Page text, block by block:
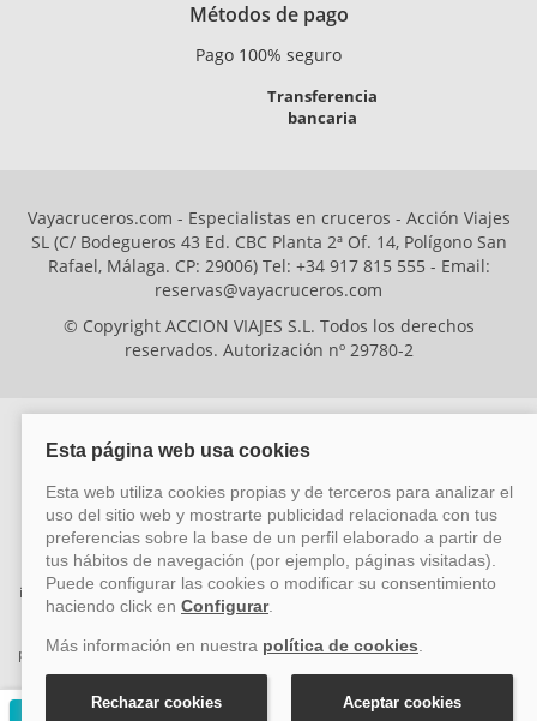
Métodos de pago
Pago 100% seguro
Transferencia
bancaria
Vayacruceros.com - Especialistas en cruceros - Acción Viajes
SL (C/ Bodegueros 43 Ed. CBC Planta 2ª Of. 14, Polígono San
Rafael, Málaga. CP: 29006) Tel: +34 917 815 555 - Email:
reservas@vayacruceros.com
© Copyright ACCION VIAJES S.L. Todos los derechos
reservados. Autorización nº 29780-2
ACCION VIAJES SL ha sido beneficiaria del Fondo Europeo de Desarrollo
Regional (FEDER), cuyo objetivo es mejorar la competitividad de las pymes
mediante el impulso de la innovación, el desarrollo tecnológico, la
investigación de calidad y el uso seguro y fiable del ciberespacio. Gracias a
esta financiación, la empresa ha puesto en marcha un Plan de Acción
promoviendo la innovación y la ciberseguridad. Para ello, ha contado con el
apoyo de los programas Pyme Innova y Pyme Cibersegura de la Cámara
de Comercio de Málaga. #EuropaSeSiente